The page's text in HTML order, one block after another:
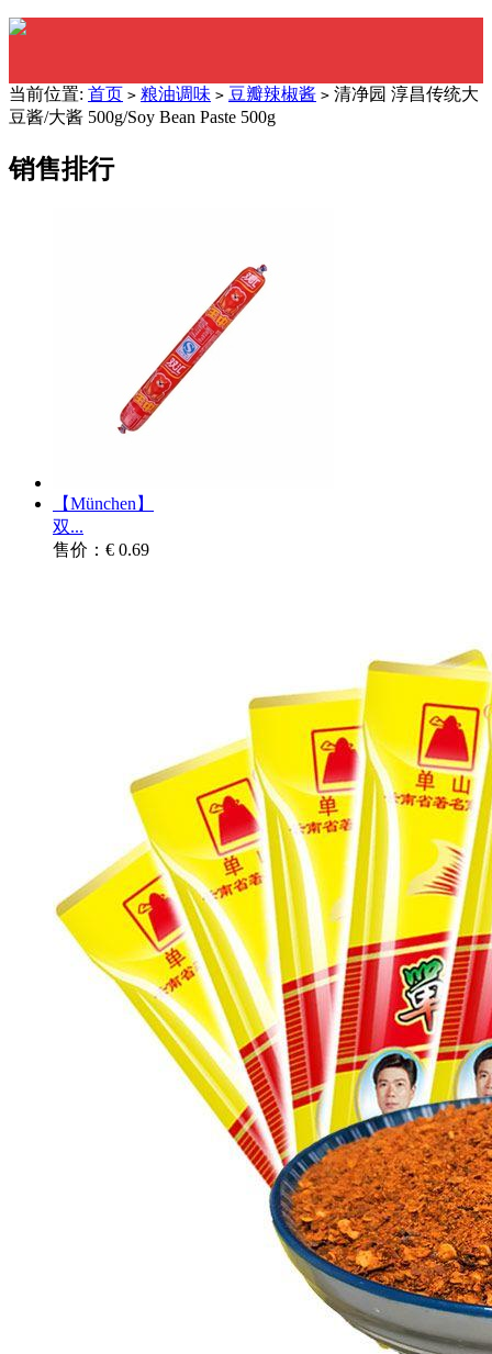
当前位置: 首页 > 粮油调味 > 豆瓣辣椒酱 > 清净园 淳昌传统大
豆酱/大酱 500g/Soy Bean Paste 500g
销售排行
【München】
双...
售价：€ 0.69